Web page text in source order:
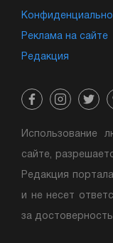
Реклама на сайте
Редакция
Использование
сайте,
Редакция
и не несет
за